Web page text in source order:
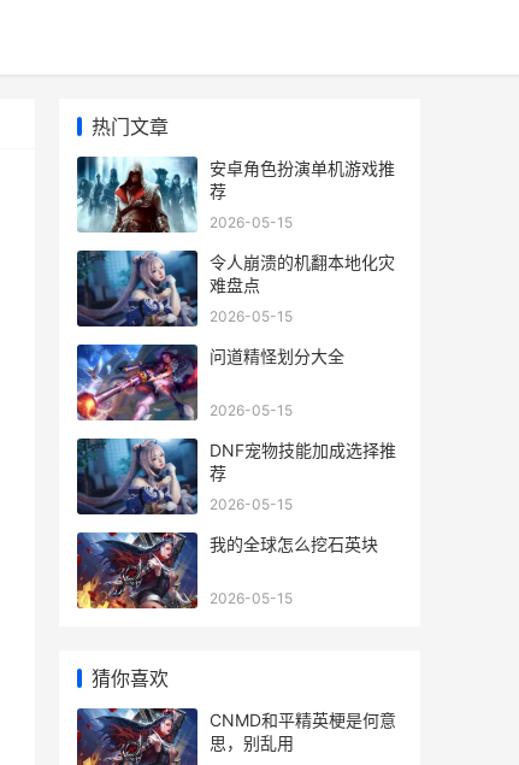
热门文章
安卓角色扮演单机游戏推
荐
2026-05-15
令人崩溃的机翻本地化灾
难盘点
2026-05-15
问道精怪划分大全
2026-05-15
DNF宠物技能加成选择推
荐
2026-05-15
我的全球怎么挖石英块
2026-05-15
猜你喜欢
CNMD和平精英梗是何意
思，别乱用